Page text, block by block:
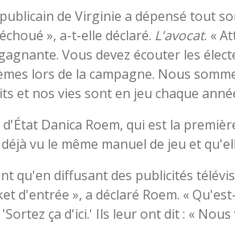
de Virginie a dépensé tout
», a-t-elle déclaré. L'avocat. «
Vous devez écouter les
lors de la campagne. Nous
et nos vies sont en jeu chaque
Danica Roem, qui est la
vu le même manuel de jeu et
qu'en diffusant des publicités
d'entrée », a déclaré Roem. «
ça d'ici.' Ils leur ont dit : «